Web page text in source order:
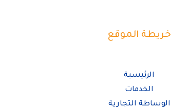
خريطة الموقع
الرئيسية
الخدمات
الوساطة التجارية